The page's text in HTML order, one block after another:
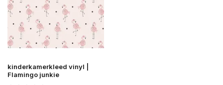
kinderkamerkleed vinyl |
Flamingo junkie